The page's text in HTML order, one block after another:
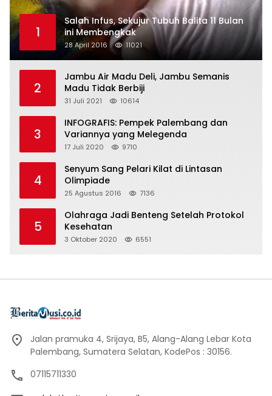
1
Salah Infus, Sekujur Tubuh Balita 11 Bulan
ini Membengkak
28 April 2016 11021
2
Jambu Air Madu Deli, Jambu Semanis
Madu Tidak Berbiji
31 Juli 2021 10614
3
INFOGRAFIS: Pempek Palembang dan
Variannya yang Melegenda
17 Juli 2020 9710
4
Senyum Sang Pelari Kilat di Lintasan
Olimpiade
25 Agustus 2016 7136
5
Olahraga Jadi Benteng Setelah Protokol
Kesehatan
3 Oktober 2020 6551
Jalan pramuka 4, Srijaya, B5, Alang-Alang Lebar Kota
Palembang, Sumatera Selatan, KodePos : 30156.
07115711330